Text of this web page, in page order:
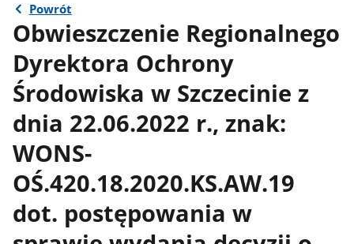
Powrót
Obwieszczenie Regionalnego
Dyrektora Ochrony
Środowiska w Szczecinie z
dnia 22.06.2022 r., znak:
WONS-
OŚ.420.18.2020.KS.AW.19
dot. postępowania w